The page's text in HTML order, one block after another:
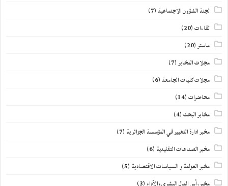
لجنة الشؤون الاجتماعية (7)
لقاءات(20)
ماستر(20)
مجلات المخابر(7)
مجلات كليات الجامعة (6)
محاضرات(14)
مخابر البحث(4)
مخبر ادارة التغيير في المؤسسة الجزائرية (7)
مخبر الصناعات التقليدية (6)
مخبر العولمة و السياسات الاقتصادية (5)
مخبر رأس المال البشري والأداء(3)